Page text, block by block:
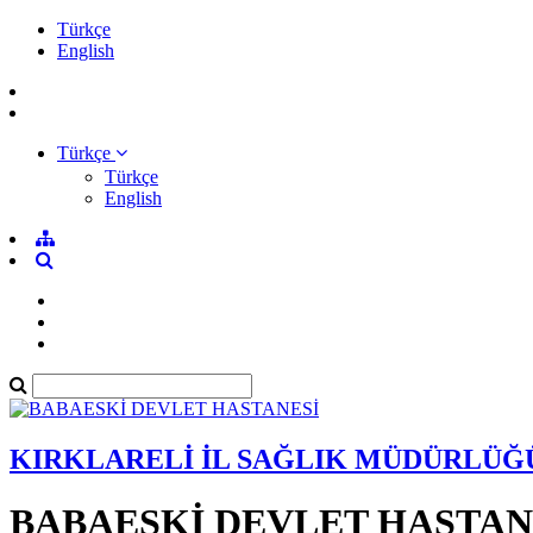
Türkçe
English
Türkçe
Türkçe
English
KIRKLARELİ İL SAĞLIK
BABAESKİ DEVLET